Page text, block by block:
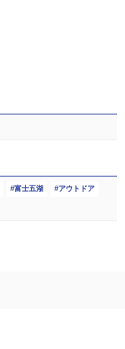
富士五湖 アウトドア